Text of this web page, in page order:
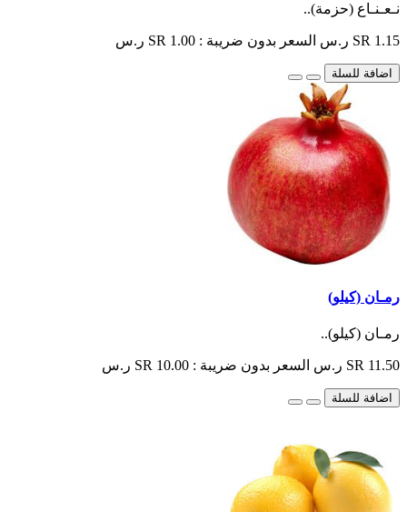
نـعـنـاع (حزمة)..
SR 1.15 ر.س السعر بدون ضريبة : SR 1.00 ر.س
اضافة للسلة
رمـان (كيلو)
رمـان (كيلو)..
SR 11.50 ر.س السعر بدون ضريبة : SR 10.00 ر.س
اضافة للسلة